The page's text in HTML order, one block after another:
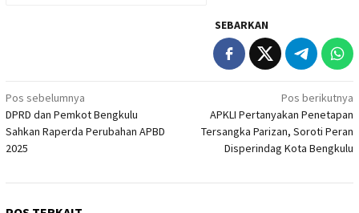
SEBARKAN
Navigasi
pos
Pos sebelumnya
DPRD dan Pemkot Bengkulu
Sahkan Raperda Perubahan APBD
2025
Pos berikutnya
APKLI Pertanyakan Penetapan
Tersangka Parizan, Soroti Peran
Disperindag Kota Bengkulu